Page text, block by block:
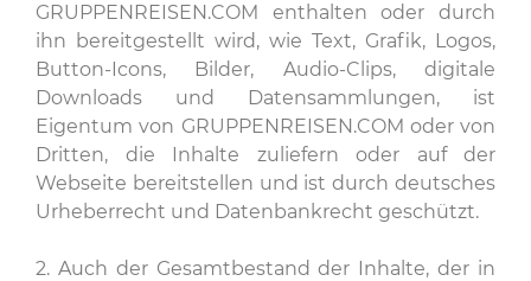
GRUPPENREISEN.COM enthalten oder durch
ihn bereitgestellt wird, wie Text, Grafik, Logos,
Button-Icons, Bilder, Audio-Clips, digitale
Downloads und Datensammlungen, ist
Eigentum von GRUPPENREISEN.COM oder von
Dritten, die Inhalte zuliefern oder auf der
Webseite bereitstellen und ist durch deutsches
Urheberrecht und Datenbankrecht geschützt.
2. Auch der Gesamtbestand der Inhalte, der in